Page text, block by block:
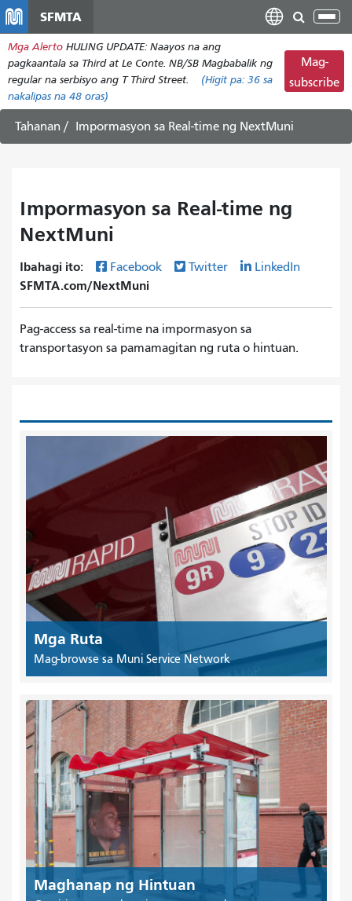
pangunahing
nilalaman
SFMTA
I-
ang
Mga Alerto HULING UPDATE: Naayos na ang
pagkaantala sa Third at Le Conte. NB/SB Magbabalik ng
regular na serbisyo ang T Third Street.
(Higit pa: 36 sa
nakalipas na 48 oras)
Mag-
subscribe
Tahanan Impormasyon sa Real-time ng NextMuni
Impormasyon sa Real-time ng
NextMuni
Ibahagi ito: Facebook Twitter LinkedIn
SFMTA.com/NextMuni
Pag-access sa real-time na impormasyon sa
transportasyon sa pamamagitan ng ruta o hintuan.
Mga Ruta
Mag-browse sa Muni Service Network
Maghanap ng Hintuan